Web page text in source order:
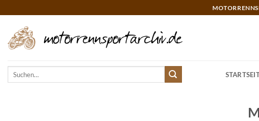
Inhalt
springen